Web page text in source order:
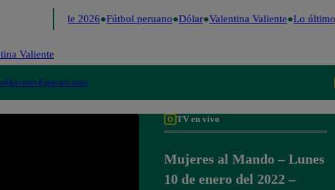
Perú Decide 2026 Fútbol peruano Dólar Valentina Valiente Lo último
Valiente
DeportesEspectáculos
TV en vivo
Mujeres al Mando – Lunes
10 de enero del 2022 –